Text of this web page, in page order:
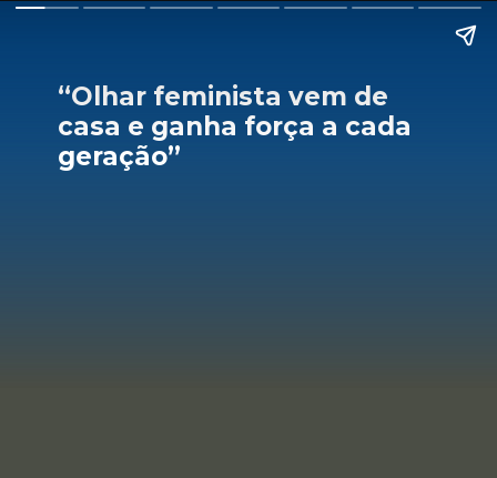
“Olhar feminista vem de
casa e ganha força a cada
geração”